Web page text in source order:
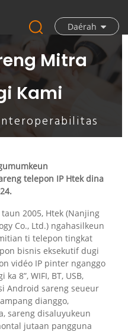
Daérah
Mitra
Kami
telepon IP Htek dina
2005, Htek (Nanjing
Co., Ltd.) ngahasilkeun
ti telepon tingkat
bisnis eksekutif dugi
vidéo IP pinter nganggo
8”, WIFI, BT, USB,
Android sareng seueur
dianggo,
sareng disaluyukeun
jutaan pangguna